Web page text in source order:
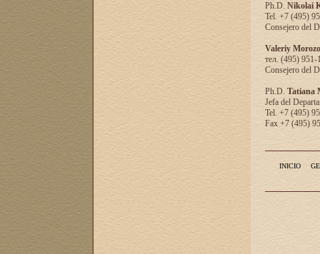
Ph.D. Nikolai
Tel. +7 (495)
Consejero del
Valeriy
тел. (495) 951-
Consejero del
Ph.D. Tatiana
Jefa del
Tel. +7 (495)
Fax +7 (495)
INICIO